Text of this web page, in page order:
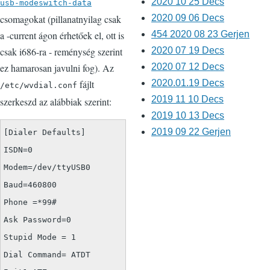
usb-modeswitch-data
csomagokat (pillanatnyilag csak
a -current ágon érhetőek el, ott is
csak i686-ra - reménység szerint
ez hamarosan javulni fog). Az
/etc/wvdial.conf fájlt
szerkeszd az alábbiak szerint:
[Dialer Defaults]
ISDN=0
Modem=/dev/ttyUSB0
Baud=460800
Phone =*99#
Ask Password=0
Stupid Mode = 1
Dial Command= ATDT
2020 09 06 Decs
454 2020 08 23 Gerjen
2020 07 19 Decs
2020 07 12 Decs
2020.01.19 Decs
2019 11 10 Decs
2019 10 13 Decs
2019 09 22 Gerjen